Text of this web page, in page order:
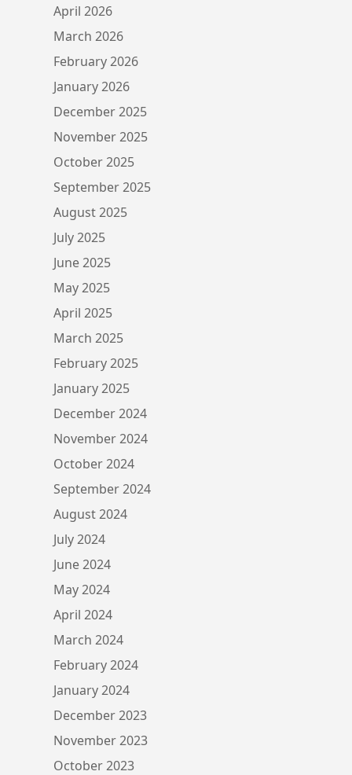
April 2026
March 2026
February 2026
January 2026
December 2025
November 2025
October 2025
September 2025
August 2025
July 2025
June 2025
May 2025
April 2025
March 2025
February 2025
January 2025
December 2024
November 2024
October 2024
September 2024
August 2024
July 2024
June 2024
May 2024
April 2024
March 2024
February 2024
January 2024
December 2023
November 2023
October 2023